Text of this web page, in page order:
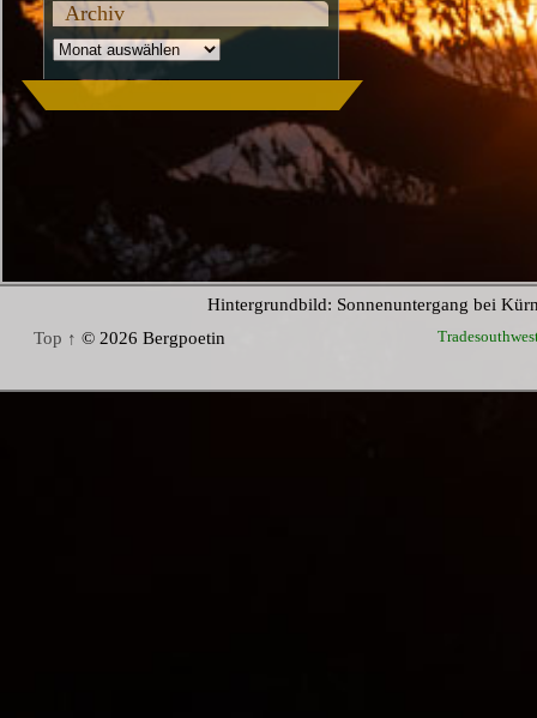
Archiv
Archiv
Hintergrundbild: Sonnenuntergang bei
Top ↑ © 2026 Bergpoetin